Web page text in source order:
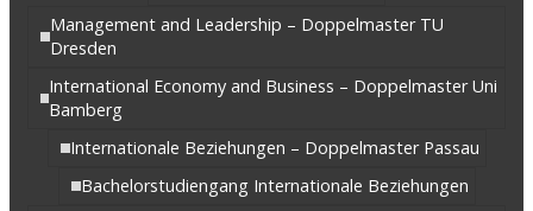
Management and Leadership – Doppelmaster TU
Dresden
International Economy and Business – Doppelmaster Uni
Bamberg
Internationale Beziehungen – Doppelmaster Passau
Bachelorstudiengang Internationale Beziehungen